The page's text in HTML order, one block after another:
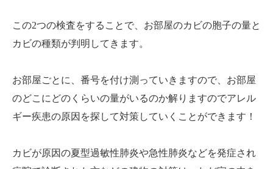
この2つの検査をすることで、お部屋のカビの胞子の量と
カビの種類が判明してきます。
お部屋ごとに、番号を付け測っていきますので、お部屋
のどこにどのくらいの量がいるのか解りますのでアレル
ギー疾患の原因を探して対策していくことができます！
カビが原因の夏型過敏性肺炎や急性肺炎などを発症され